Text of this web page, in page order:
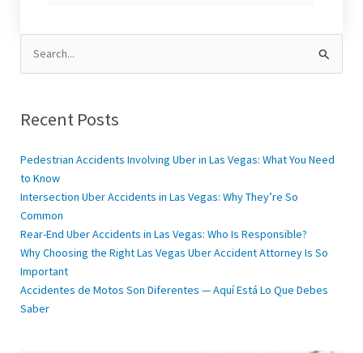
Search
for:
Recent Posts
Pedestrian Accidents Involving Uber in Las Vegas: What You Need
to Know
Intersection Uber Accidents in Las Vegas: Why They’re So
Common
Rear-End Uber Accidents in Las Vegas: Who Is Responsible?
Why Choosing the Right Las Vegas Uber Accident Attorney Is So
Important
Accidentes de Motos Son Diferentes — Aquí Está Lo Que Debes
Saber